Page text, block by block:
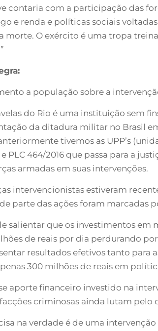
contaria com a participação das
e renda e políticas sociais
morte. O exército é uma tropa
a população sobre a
do Rio é uma instituição sem
da ditadura militar no Brasil
tivemos as UPP’s
PLC 464/2016 que passa para a
armadas em suas intervenções.
intervencionistas estiveram
parte das ações foram marcadas
salientar que os investimentos
de reais por dia perdurando
resultados efetivos tanto para
300 milhões de reais em
aporte financeiro investido na
criminosas ainda lutam
na verdade é de uma